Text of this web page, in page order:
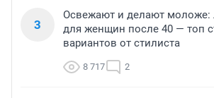
3
Освежают и делают моложе:
для женщин после 40 — топ
вариантов от стилиста
8 717 2